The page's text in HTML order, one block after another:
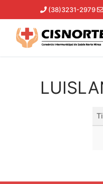
para
conteúdo
(38)3231-2979